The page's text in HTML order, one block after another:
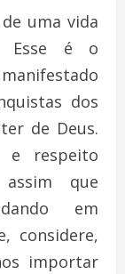
uma vida
Esse é o
dos
de Deus.
e respeito
que
em
considere,
importar